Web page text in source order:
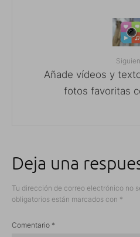
Añade vídeos y
fotos favoritas
Deja una
Tu dirección de correo electrónico no
obligatorios están marcados con *
Comentario *